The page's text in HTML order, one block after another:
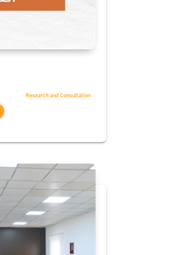
Research and Consultation